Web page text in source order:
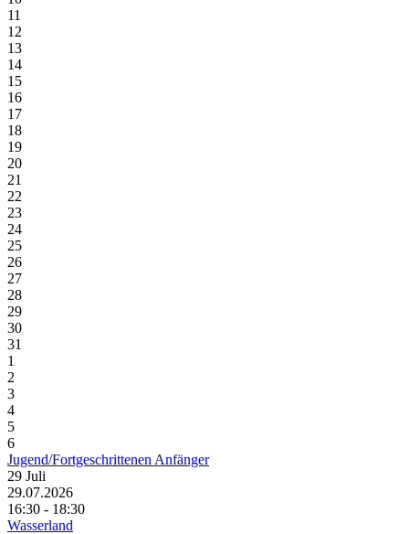
11
12
13
14
15
16
17
18
19
20
21
22
23
24
25
26
27
28
29
30
31
1
2
3
4
5
6
Jugend/Fortgeschrittenen Anfänger
29 Juli
29.07.2026
16:30 - 18:30
Wasserland